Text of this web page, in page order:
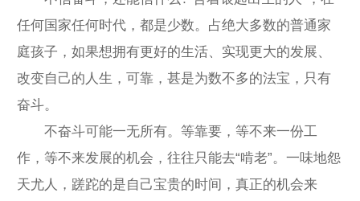
任何国家任何时代，都是少数。占绝大多数的普通家
庭孩子，如果想拥有更好的生活、实现更大的发展、
改变自己的人生，可靠，甚是为数不多的法宝，只有
奋斗。
不奋斗可能一无所有。等靠要，等不来一份工
作，等不来发展的机会，往往只能去“啃老”。一味地怨
天尤人，蹉跎的是自己宝贵的时间，真正的机会来